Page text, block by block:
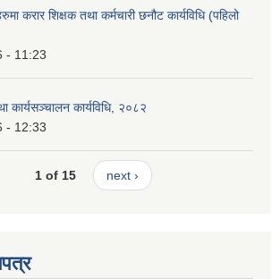
करार शिक्षक तथा कर्मचारी छनौट कार्यविधि (पहिलो
- 11:23
कार्यसञ्चालन कार्यविधि, २०८२
- 12:33
1 of 15 next ›